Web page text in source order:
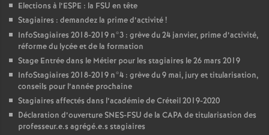
Elections à l’ESPE : la FSU en tête
Stagiaires : demandez la prime d’activité!
InfoStagiaires 2018-2019 n°3 : grève du 24 janvier, prime d’activité,
réforme du lycée et de la formation
Stage Entrée dans le Métier pour les stagiaires le 26 mars 2019
InfoStagiaires 2018-2019 n°4 : grève du 9 mai, jury et titularisation,
conseils pour l’année prochaine
Stagiaires affectés dans l’académie de Créteil 2019-2020
Déclaration d’ouvertureSNES-FSU de la CAPAde titularisation des
professeur.e.s agrégé.e.s stagiaires